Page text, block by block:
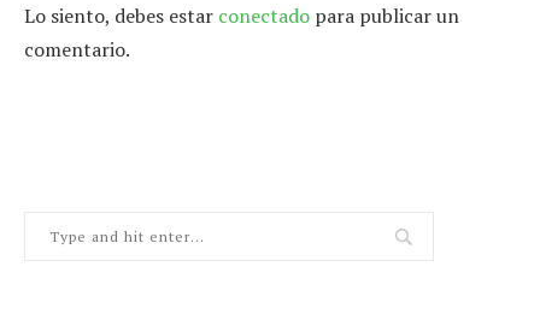
Lo siento, debes estar conectado para publicar un
comentario.